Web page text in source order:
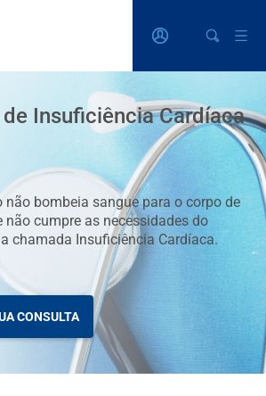
Insuficiência Cardíaca
não bombeia sangue para o corpo de
não cumpre as necessidades do
chamada Insuficiência Cardíaca.
CONSULTA